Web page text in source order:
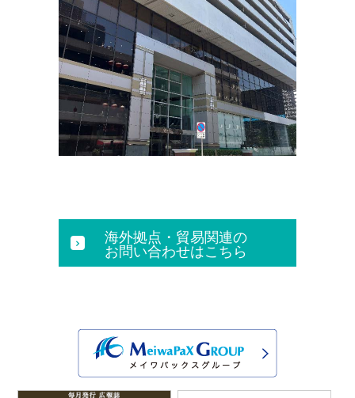
海外拠点・貿易関連の
お問い合わせはこちら